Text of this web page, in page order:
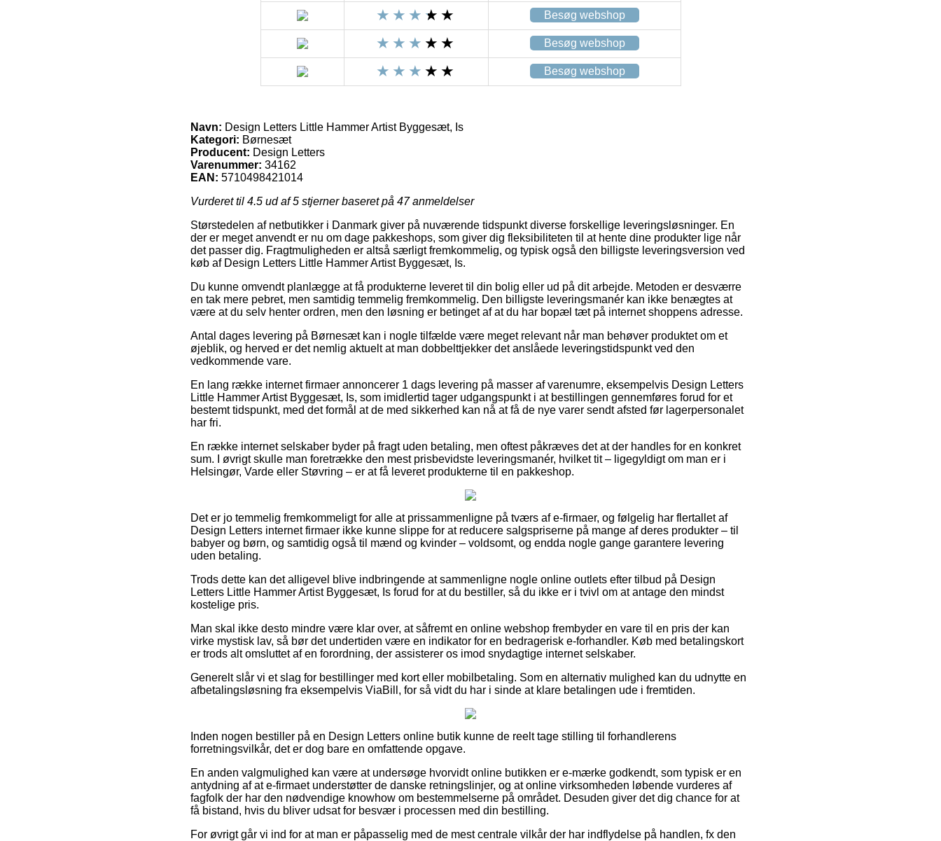
Besøg webshop
Besøg webshop
Besøg webshop
Navn: Design Letters Little Hammer Artist Byggesæt, Is
Kategori: Børnesæt
Producent: Design Letters
Varenummer: 34162
EAN: 5710498421014
Vurderet til 4.5 ud af 5 stjerner baseret på 47anmeldelser
Størstedelen af netbutikker i Danmark giver på nuværende tidspunkt diverse forskellige leveringsløsninger. En
der er meget anvendt er nu om dage pakkeshops, som giver dig fleksibiliteten til at hente dine produkter lige når
det passer dig. Fragtmuligheden er altså særligt fremkommelig, og typisk også den billigste leveringsversion ved
køb af Design Letters Little Hammer Artist Byggesæt, Is.
Du kunne omvendt planlægge at få produkterne leveret til din bolig eller ud på dit arbejde. Metoden er desværre
en tak mere pebret, men samtidig temmelig fremkommelig. Den billigste leveringsmanér kan ikke benægtes at
være at du selv henter ordren, men den løsning er betinget af at du har bopæl tæt på internet shoppens adresse.
Antal dages levering på Børnesæt kan i nogle tilfælde være meget relevant når man behøver produktet om et
øjeblik, og herved er det nemlig aktuelt at man dobbelttjekker det anslåede leveringstidspunkt ved den
vedkommende vare.
En lang række internet firmaer annoncerer 1 dags levering på masser af varenumre, eksempelvis Design Letters
Little Hammer Artist Byggesæt, Is, som imidlertid tager udgangspunkt i at bestillingen gennemføres forud for et
bestemt tidspunkt, med det formål at de med sikkerhed kan nå at få de nye varer sendt afsted før lagerpersonalet
har fri.
En række internet selskaber byder på fragt uden betaling, men oftest påkræves det at der handles for en konkret
sum. I øvrigt skulle man foretrække den mest prisbevidste leveringsmanér, hvilket tit – ligegyldigt om man er i
Helsingør, Varde eller Støvring – er at få leveret produkterne til en pakkeshop.
Det er jo temmelig fremkommeligt for alle at prissammenligne på tværs af e-firmaer, og følgelig har flertallet af
Design Letters internet firmaer ikke kunne slippe for at reducere salgspriserne på mange af deres produkter – til
babyer og børn, og samtidig også til mænd og kvinder – voldsomt, og endda nogle gange garantere levering
uden betaling.
Trods dette kan det alligevel blive indbringende at sammenligne nogle online outlets efter tilbud på Design
Letters Little Hammer Artist Byggesæt, Is forud for at du bestiller, så du ikke er i tvivl om at antage den mindst
kostelige pris.
Man skal ikke desto mindre være klar over, at såfremt en online webshop frembyder en vare til en pris der kan
virke mystisk lav, så bør det undertiden være en indikator for en bedragerisk e-forhandler. Køb med betalingskort
er trods alt omsluttet af en forordning, der assisterer os imod snydagtige internet selskaber.
Generelt slår vi et slag for bestillinger med kort eller mobilbetaling. Som en alternativ mulighed kan du udnytte en
afbetalingsløsning fra eksempelvis ViaBill, for så vidt du har i sinde at klare betalingen ude i fremtiden.
Inden nogen bestiller på en Design Letters online butik kunne de reelt tage stilling til forhandlerens
forretningsvilkår, det er dog bare en omfattende opgave.
En anden valgmulighed kan være at undersøge hvorvidt online butikken er e-mærke godkendt, som typisk er en
antydning af at e-firmaet understøtter de danske retningslinjer, og at online virksomheden løbende vurderes af
fagfolk der har den nødvendige knowhow om bestemmelserne på området. Desuden giver det dig chance for at
få bistand, hvis du bliver udsat for besvær i processen med din bestilling.
For øvrigt går vi ind for at man er påpasselig med de mest centrale vilkår der har indflydelse på handlen, fx den